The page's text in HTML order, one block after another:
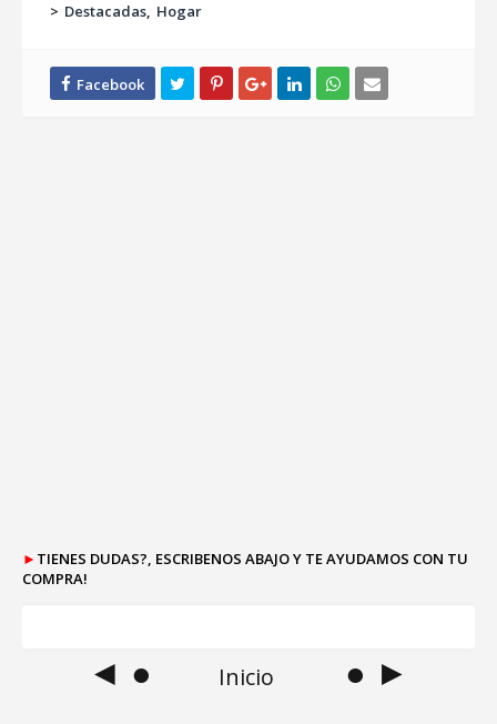
> Destacadas Hogar
► TIENES DUDAS?, ESCRIBENOS ABAJO Y TE AYUDAMOS CON TU
COMPRA!
◄ ● Inicio ● ►